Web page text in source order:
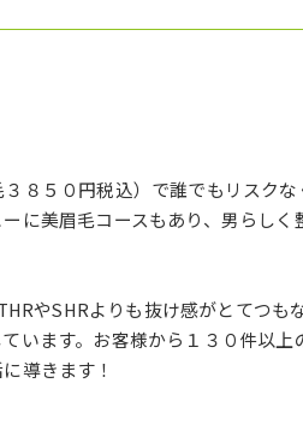
８５０円税込）で誰でもリスク
に美眉毛コースもあり、男らし
やSHRよりも抜け感がとてつも
います。お客様から１３０件以
導きます！